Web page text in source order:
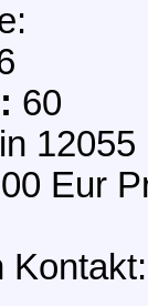
60
12055
Eur